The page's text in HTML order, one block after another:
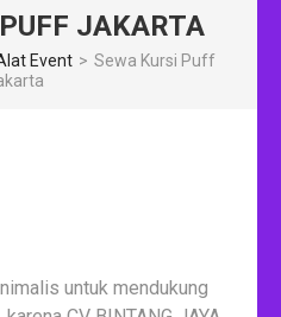
JAKARTA
Event > Sewa Kursi Puff
untuk mendukung